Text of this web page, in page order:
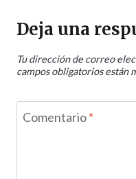
Deja una
Tu dirección de correo
campos obligatorios están
Comentario*